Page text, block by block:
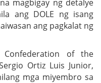
magbigay ng detalye
ang DOLE ng isang
ang pagkalat ng
of the
Ortiz Luis Junior,
mga miyembro sa